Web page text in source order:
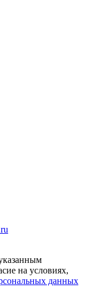
на условиях,
данных